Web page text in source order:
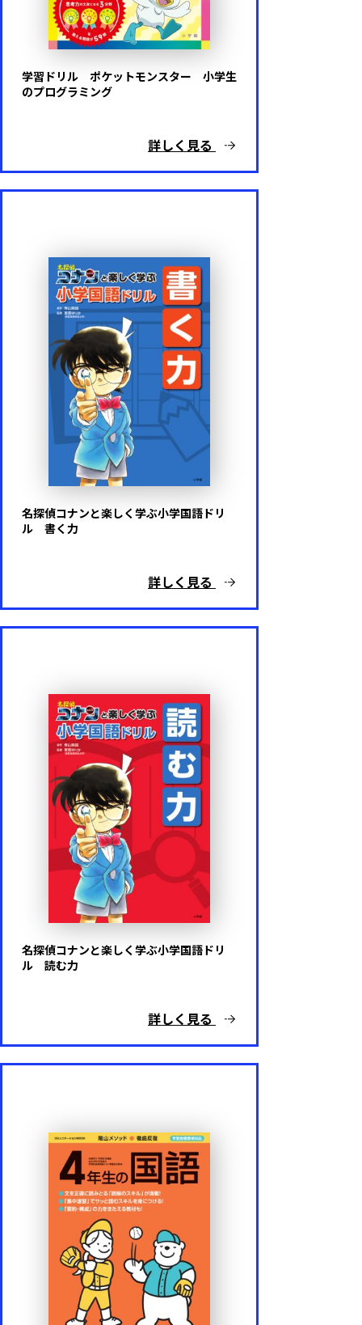
学習ドリル ポケットモンスター 小学生
のプログラミング
詳しく見る
名探偵コナンと楽しく学ぶ小学国語ドリ
ル 書く力
詳しく見る
名探偵コナンと楽しく学ぶ小学国語ドリ
ル 読む力
詳しく見る